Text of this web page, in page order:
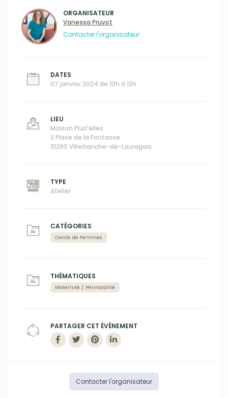
ORGANISATEUR
Vanessa Pruvot
Contacter l'organisateur
DATES
07 janvier 2024 de 10h à 12h
LIEU
Maison Pluri'elles
3 Place de la Fontasse
31290 Villefranche-de-Lauragais
TYPE
Atelier
CATÉGORIES
Cercle de Femmes
THÉMATIQUES
Maternité / Périnatalité
PARTAGER CET ÉVÈNEMENT
Contacter l'organisateur